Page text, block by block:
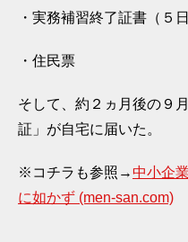
・実務補習終了証書（５
・住民票
そして、約２ヵ月後の９
証」が自宅に届いた。
※コチラも参照→中小企
に如かず (men-san.com)